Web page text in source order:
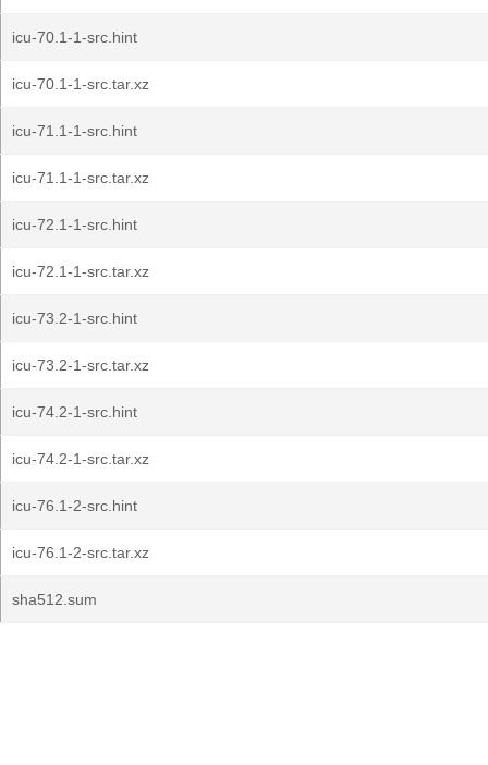
icu-70.1-1-src.hint
icu-70.1-1-src.tar.xz
icu-71.1-1-src.hint
icu-71.1-1-src.tar.xz
icu-72.1-1-src.hint
icu-72.1-1-src.tar.xz
icu-73.2-1-src.hint
icu-73.2-1-src.tar.xz
icu-74.2-1-src.hint
icu-74.2-1-src.tar.xz
icu-76.1-2-src.hint
icu-76.1-2-src.tar.xz
sha512.sum